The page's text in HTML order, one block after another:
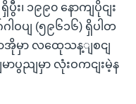
း၊ ၁၉၉၀ နောကျပိုငျး
ဝပျ (၅၉၆၁၆) ရှိပါတ
အိုမှာ လထေုသန့ျစငျ
ာပွညျမှာ လုံးဝကငျးမဲ့န